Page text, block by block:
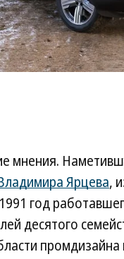
мнения.
Ярцева,
год
десятого
промдизайна